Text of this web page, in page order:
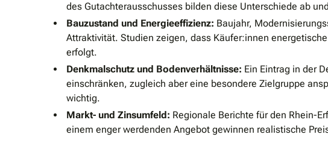
des Gutachterausschusses bilden diese Unterschiede ab
Bauzustand und Energieeffizienz: Baujahr,
Attraktivität. Studien zeigen, dass Käufer:innen
erfolgt.
Denkmalschutz und Bodenverhältnisse: Ein Eintrag in der
einschränken, zugleich aber eine besondere Zielgruppe
wichtig.
Markt- und Zinsumfeld: Regionale Berichte für den Rhein-
einem enger werdenden Angebot gewinnen realistische